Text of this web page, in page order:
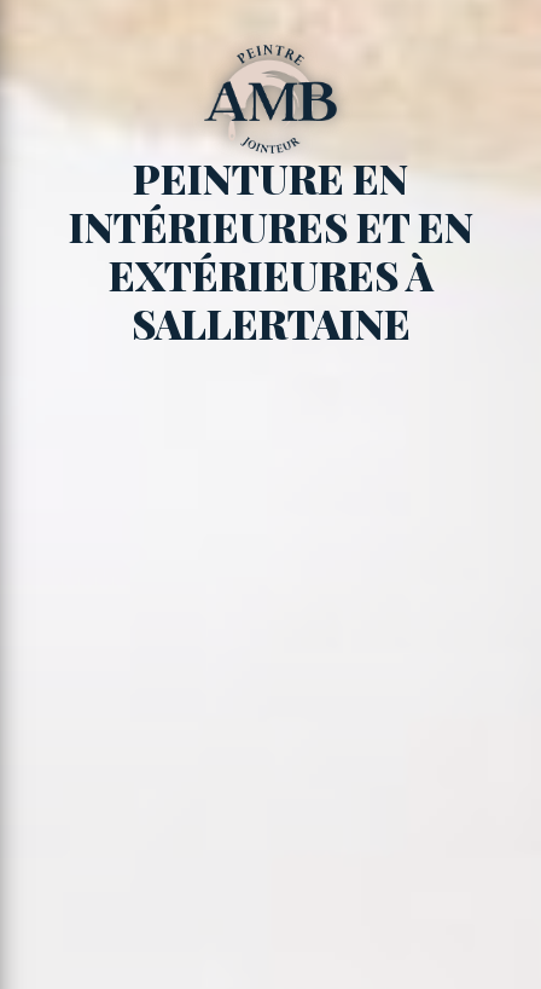
PEINTURE EN
INTÉRIEURES ET EN
EXTÉRIEURES À
SALLERTAINE